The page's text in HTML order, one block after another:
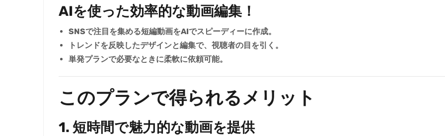
AIを使った効率的な動画編集！
SNSで注目を集める短編動画をAIでスピーディーに作成。
トレンドを反映したデザインと編集で、視聴者の目を引く。
単発プランで必要なときに柔軟に依頼可能。
このプランで得られるメリット
1. 短時間で魅力的な動画を提供